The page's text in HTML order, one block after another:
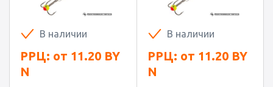
В наличии
РРЦ: от 11.20 BY
N
В наличии
РРЦ: от 11.20 BY
N